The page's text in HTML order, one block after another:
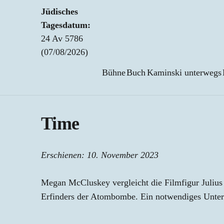
Jüdisches
Tagesdatum:
24 Av 5786
(07/08/2026)
BühneBuch Kaminski unterwegs
Time
Erschienen: 10. November 2023
Megan McCluskey vergleicht die Filmfigur
Erfinders der Atombombe. Ein notwendiges